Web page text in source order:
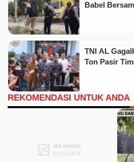
Babel
TNI AL
Ton Pasir
REKOMENDASI UNTUK ANDA